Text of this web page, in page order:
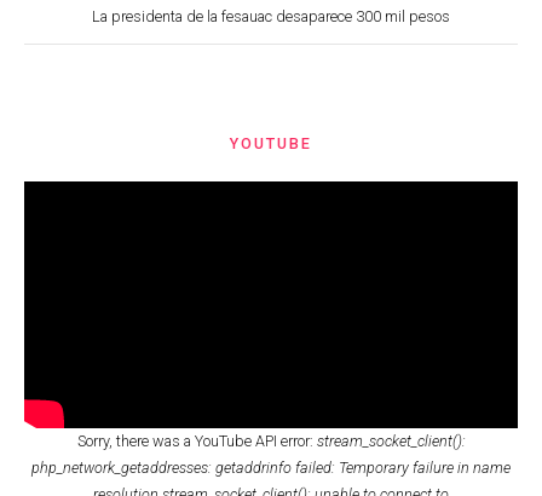
La presidenta de la fesauac desaparece 300 mil pesos
YOUTUBE
Sorry, there was a YouTube API error: stream_socket_client():
php_network_getaddresses: getaddrinfo failed: Temporary failure in name